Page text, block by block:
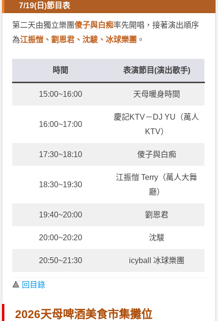
7/19(日)節目表
第二天由獨立樂團傻子與白痴率先開唱，接著演出順序
為江振愷、劉恩君、沈駿、冰球樂團 。
時間 表演節目(演出歌手)
15:00~16:00 天母暖身時間
16:00~17:00
慶記KTV－DJ YU（萬人
KTV）
17:30~18:10 傻子與白痴
18:30~19:30
江振愷 Terry（萬人大舞
廳）
19:40~20:00 劉恩君
20:00~20:20 沈駿
20:50~21:30 icyball 冰球樂團
🔺 回目錄
2026天母啤酒美食市集攤位